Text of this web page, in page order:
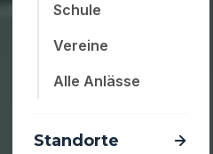
Schule
Vereine
Alle Anlässe
Standorte